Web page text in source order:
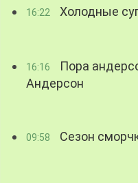
16:22 Холодные
16:16
Пора
Андерсон
09:58 Сезон